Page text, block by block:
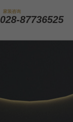
家装咨询
028-87736525